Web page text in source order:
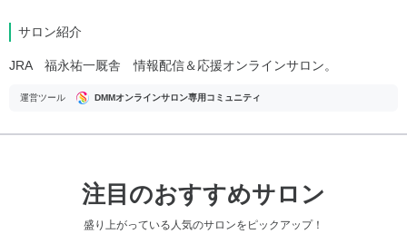
サロン紹介
JRA 福永祐一厩舎 情報配信＆応援オンラインサロン。
運営ツール DMMオンラインサロン専用コミュニティ
注目のおすすめサロン
盛り上がっている人気のサロンをピックアップ！